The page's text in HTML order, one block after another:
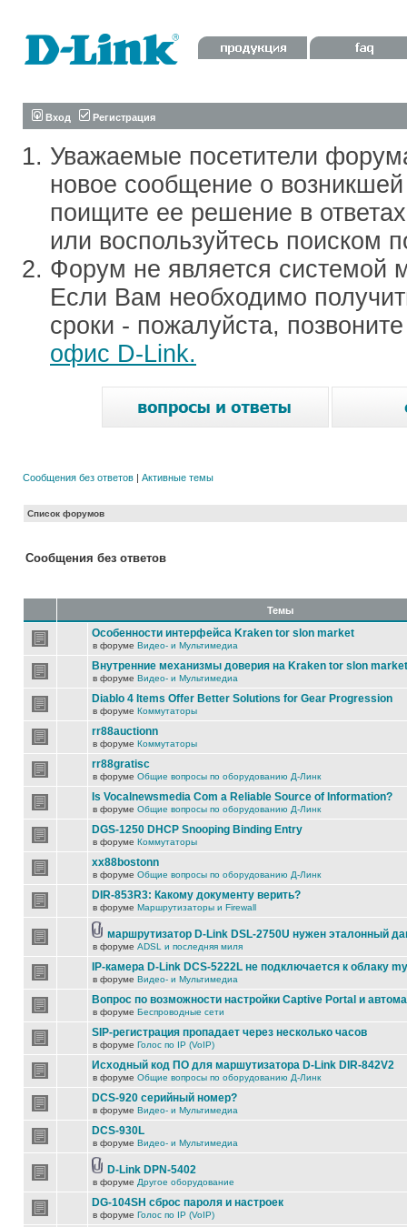
Вход Регистрация
Уважаемые посетители
новое сообщение о
поищите ее решение в
или воспользуйтесь поиском
Форум не является системой
Если Вам необходимо
сроки - пожалуйста,
офис D-Link.
Сообщения без ответов | Активные темы
Список форумов
Сообщения без ответов
Темы
Особенности интерфейса Kraken tor slon market
в форуме Видео- и Мультимедиа
Внутренние механизмы доверия на Kraken tor slon market
в форуме Видео- и Мультимедиа
Diablo 4 Items Offer Better Solutions for Gear Progression
в форуме Коммутаторы
rr88auctionn
в форуме Коммутаторы
rr88gratisc
в форуме Общие вопросы по оборудованию Д-Линк
Is Vocalnewsmedia Com a Reliable Source of Information?
в форуме Общие вопросы по оборудованию Д-Линк
DGS-1250 DHCP Snooping Binding Entry
в форуме Коммутаторы
xx88bostonn
в форуме Общие вопросы по оборудованию Д-Линк
DIR-853R3: Какому документу верить?
в форуме Маршрутизаторы и Firewall
маршрутизатор D-Link DSL-2750U нужен эталонный
в форуме ADSL и последняя миля
IP-камера D-Link DCS-5222L не подключается к облаку
в форуме Видео- и Мультимедиа
Вопрос по возможности настройки Captive Portal и
в форуме Беспроводные сети
SIP-регистрация пропадает через несколько часов
в форуме Голос по IP (VoIP)
Исходный код ПО для маршутизатора D-Link DIR-842V2
в форуме Общие вопросы по оборудованию Д-Линк
DCS-920 серийный номер?
в форуме Видео- и Мультимедиа
DCS-930L
в форуме Видео- и Мультимедиа
D-Link DPN-5402
в форуме Другое оборудование
DG-104SH сброс пароля и настроек
в форуме Голос по IP (VoIP)